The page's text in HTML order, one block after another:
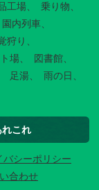
工場
乗り物
園内列車
狩り
場
図書館
足湯
雨の日
れこれ
バシーポリシー
合わせ